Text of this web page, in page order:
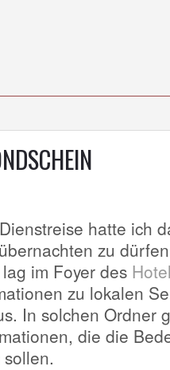
hatte ich
zu
im Foyer des
zu lokalen
In solchen Ordner
die die